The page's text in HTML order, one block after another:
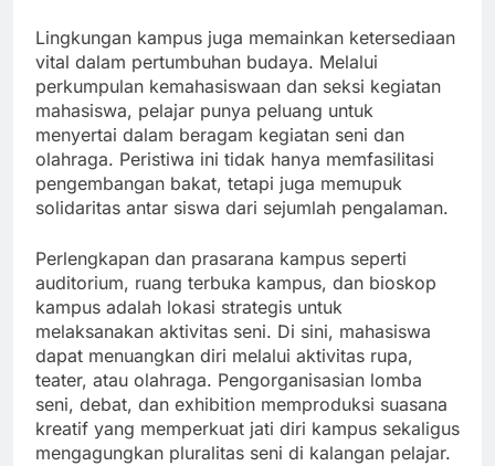
Lingkungan kampus juga memainkan ketersediaan
vital dalam pertumbuhan budaya. Melalui
perkumpulan kemahasiswaan dan seksi kegiatan
mahasiswa, pelajar punya peluang untuk
menyertai dalam beragam kegiatan seni dan
olahraga. Peristiwa ini tidak hanya memfasilitasi
pengembangan bakat, tetapi juga memupuk
solidaritas antar siswa dari sejumlah pengalaman.
Perlengkapan dan prasarana kampus seperti
auditorium, ruang terbuka kampus, dan bioskop
kampus adalah lokasi strategis untuk
melaksanakan aktivitas seni. Di sini, mahasiswa
dapat menuangkan diri melalui aktivitas rupa,
teater, atau olahraga. Pengorganisasian lomba
seni, debat, dan exhibition memproduksi suasana
kreatif yang memperkuat jati diri kampus sekaligus
mengagungkan pluralitas seni di kalangan pelajar.